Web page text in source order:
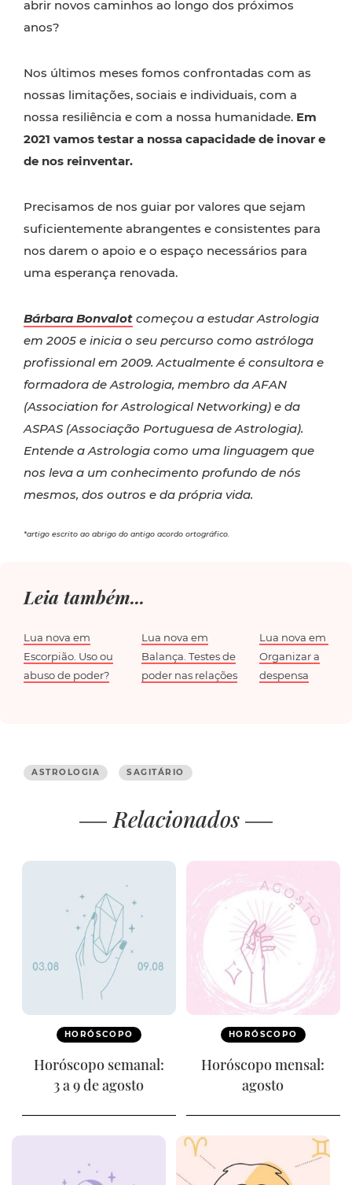
abrir novos caminhos ao longo dos próximos
anos?
Nos últimos meses fomos confrontadas com as
nossas limitações, sociais e individuais, com a
nossa resiliência e com a nossa humanidade. Em
2021 vamos testar a nossa capacidade de inovar e
de nos reinventar.
Precisamos de nos guiar por valores que sejam
suficientemente abrangentes e consistentes para
nos darem o apoio e o espaço necessários para
uma esperança renovada.
Bárbara Bonvalot começou a estudar Astrologia
em 2005 e inicia o seu percurso como astróloga
profissional em 2009. Actualmente é consultora e
formadora de Astrologia, membro da AFAN
(Association for Astrological Networking) e da
ASPAS (Associação Portuguesa de Astrologia).
Entende a Astrologia como uma linguagem que
nos leva a um conhecimento profundo de nós
mesmos, dos outros e da própria vida.
*artigo escrito ao abrigo do antigo acordo ortográfico.
Leia também...
Lua nova em
Escorpião. Uso ou
abuso de poder?
Lua nova em
Balança. Testes de
poder nas relações
Lua nova em
Organizar a
despensa
ASTROLOGIA SAGITÁRIO
Relacionados
HORÓSCOPO
Horóscopo semanal:
3 a 9 de agosto
HORÓSCOPO
Horóscopo mensal:
agosto